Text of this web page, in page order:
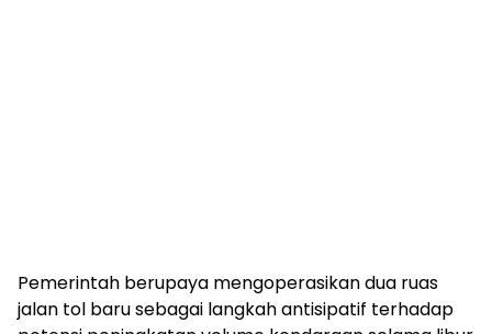
Pemerintah berupaya mengoperasikan dua ruas
jalan tol baru sebagai langkah antisipatif terhadap